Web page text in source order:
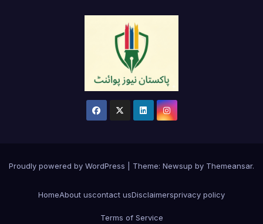
Proudly powered by WordPress Theme: Newsup by Themeansar.
HomeAbout uscontact usDisclaimersprivacy policy
Terms of Service